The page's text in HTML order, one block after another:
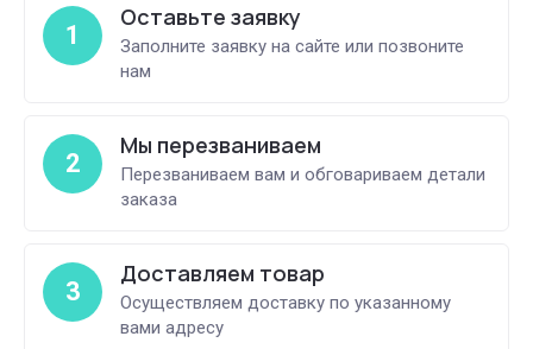
1
Оставьте заявку
Заполните заявку на сайте или позвоните
нам
2
Мы перезваниваем
Перезваниваем вам и обговариваем детали
заказа
3
Доставляем товар
Осуществляем доставку по указанному
вами адресу